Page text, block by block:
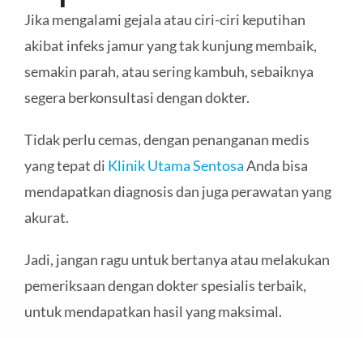
Jika mengalami gejala atau ciri-ciri keputihan
akibat infeks jamur yang tak kunjung membaik,
semakin parah, atau sering kambuh, sebaiknya
segera berkonsultasi dengan dokter.
Tidak perlu cemas, dengan penanganan medis
yang tepat di Klinik Utama SentosaAnda bisa
mendapatkan diagnosis dan juga perawatan yang
akurat.
Jadi, jangan ragu untuk bertanya atau melakukan
pemeriksaan dengan dokter spesialis terbaik,
untuk mendapatkan hasil yang maksimal.